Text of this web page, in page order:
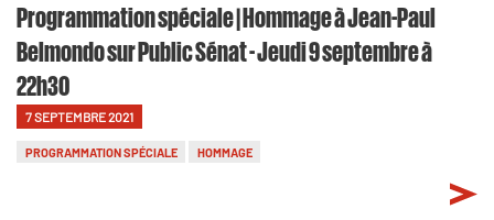
Programmation spéciale | Hommage à Jean-Paul
Belmondo sur Public Sénat - Jeudi 9 septembre à
22h30
7 SEPTEMBRE 2021
PROGRAMMATION SPÉCIALE HOMMAGE